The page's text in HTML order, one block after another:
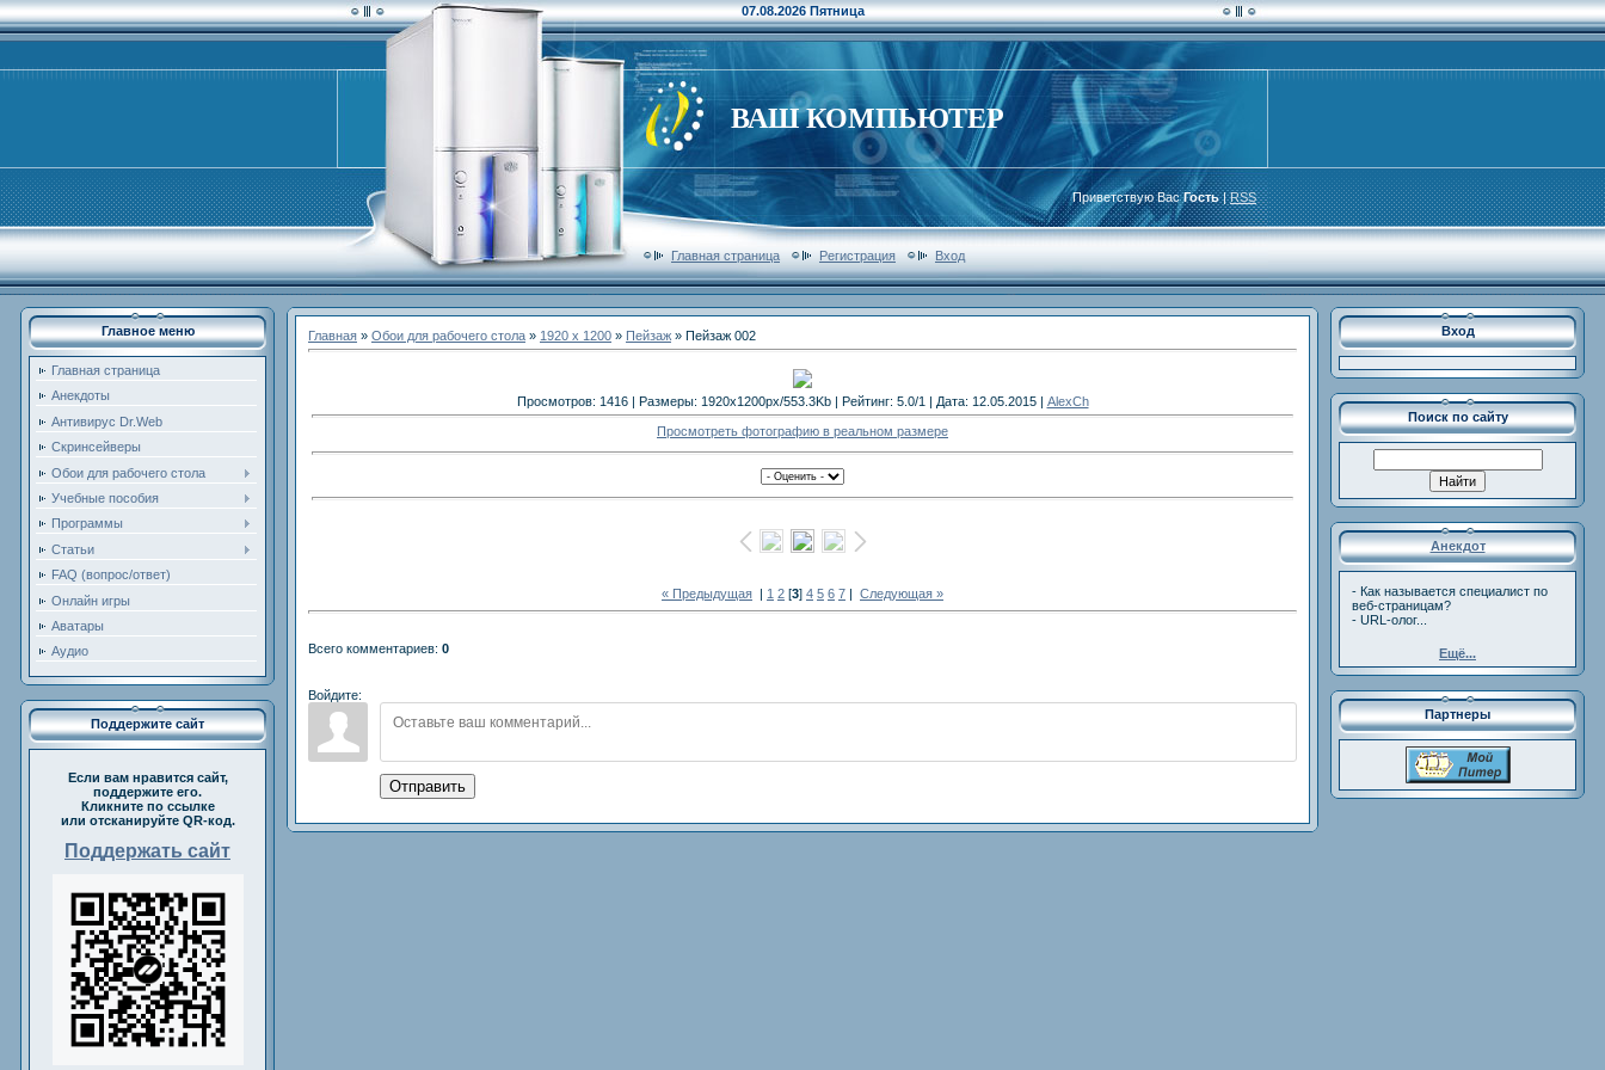
07.08.2026 Пятница
ВАШ КОМПЬЮТЕР
Приветствую ВасГость|RSS
Главная страница Регистрация Вход
Главное меню
Главная страница
Анекдоты
Антивирус Dr.Web
Скринсейверы
Обои для рабочего стола
Учебные пособия
Программы
Статьи
FAQ (вопрос/ответ)
Онлайн игры
Аватары
Аудио
Поддержите сайт
Если вам нравится сайт,
поддержите его.
Кликните по ссылке
или отсканируйте QR-код.
Поддержать сайт
Главная » Обои для рабочего стола » 1920 x 1200 » Пейзаж » Пейзаж 002
Просмотров: 1416 | Размеры: 1920x1200px/553.3Kb | Рейтинг: 5.0/1 | Дата: 12.05.2015 | AlexCh
Просмотреть фотографию в реальном размере
« Предыдущая | 1 2 [3] 4 5 6 7 | Следующая »
Всего комментариев: 0
Войдите:
Отправить
Вход
Поиск по сайту
Анекдот
- Как называется специалист по
веб-страницам?
- URL-олог...
Ещё...
Партнеры